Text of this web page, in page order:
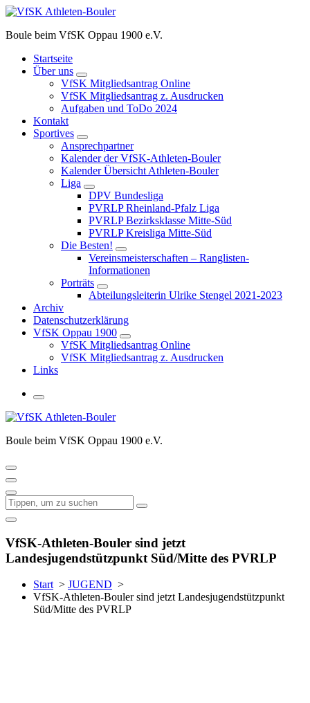
Zum
springen
Boule beim VfSK Oppau 1900 e.V.
Startseite
Über uns
VfSK Mitgliedsantrag Online
VfSK Mitgliedsantrag z. Ausdrucken
Aufgaben und ToDo 2024
Kontakt
Sportives
Ansprechpartner
Kalender der VfSK-Athleten-Bouler
Kalender Übersicht Athleten-Bouler
Liga
DPV Bundesliga
PVRLP Rheinland-Pfalz Liga
PVRLP Bezirksklasse Mitte-Süd
PVRLP Kreisliga Mitte-Süd
Die Besten!
Vereinsmeisterschaften – Ranglisten-
Informationen
Porträts
Abteilungsleiterin Ulrike Stengel 2021-2023
Archiv
Datenschutzerklärung
VfSK Oppau 1900
VfSK Mitgliedsantrag Online
VfSK Mitgliedsantrag z. Ausdrucken
Links
Boule beim VfSK Oppau 1900 e.V.
VfSK-Athleten-Bouler sind jetzt
Landesjugendstützpunkt Süd/Mitte des PVRLP
Start> JUGEND >
VfSK-Athleten-Bouler sind jetzt Landesjugendstützpunkt
Süd/Mitte des PVRLP